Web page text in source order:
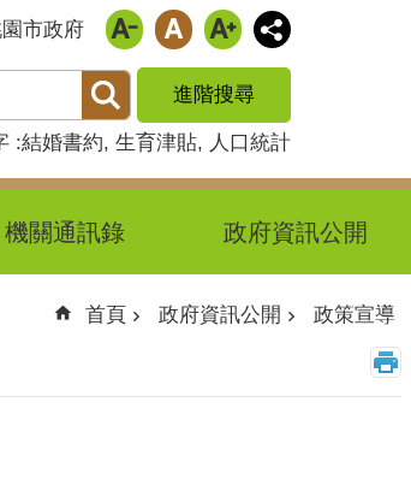
市政府
進階搜尋
結婚書約 生育津貼 人口統計
機關通訊錄 政府資訊公開
首頁 政府資訊公開 政策宣導